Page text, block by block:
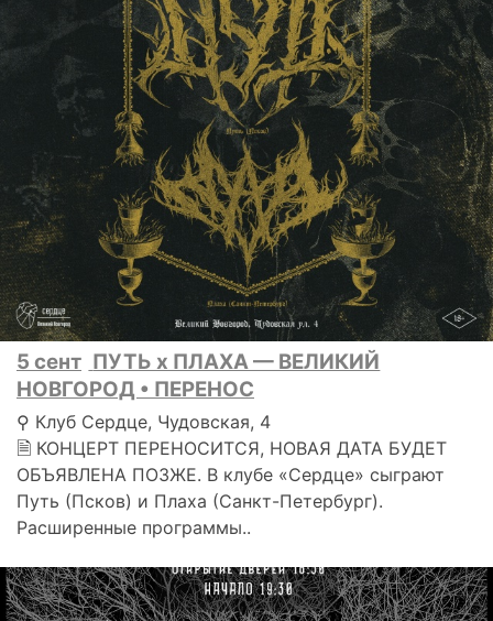
5 сент ПУТЬ х ПЛАХА — ВЕЛИКИЙ
НОВГОРОД • ПЕРЕНОС
⚲ Клуб Сердце, Чудовская, 4
🗎 КОНЦЕРТ ПЕРЕНОСИТСЯ, НОВАЯ ДАТА БУДЕТ
ОБЪЯВЛЕНА ПОЗЖЕ. В клубе «Сердце» сыграют
Путь (Псков) и Плаха (Санкт-Петербург).
Расширенные программы..